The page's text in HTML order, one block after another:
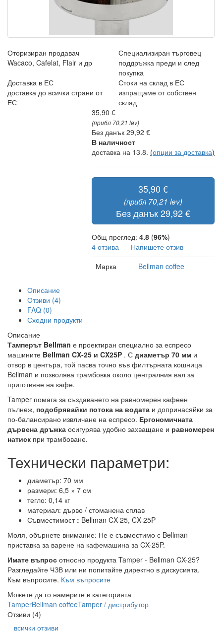
Оторизиран продавач
Wacaco, Cafelat, Flair и др
Специализиран търговец
поддръжка преди и след
покупка
Доставка в ЕС
доставка до всички страни от
ЕС
Стоки на склад в ЕС
изпращаме от собствен
склад
35,90 €
(прибл 70,21 lev)
Без данък 29,92 €
В наличност
доставка на 13.8. (опции за доставка)
35,90 €
(прибл 70,21 lev)
Без данък 29,92 €
Общ преглед: 4.8 (96%)
4 отзива
Напишете отзив
Марка
Bellman coffee
Описание
Отзиви (4)
FAQ (0)
Сходни продукти
Описание
Тамперът Bellman е проектиран специално за еспресо
машините Bellman CX-25 и CX25P . С диаметър 70 мм и
отвор в центъра, той пасва точно във филтърната кошница
Bellman и позволява трамбовка около централния вал за
приготвяне на кафе.
Tamper помага за създаването на равномерен кафеен
пълнеж, подобрявайки потока на водата и допринасяйки за
по-балансирано извличане на еспресо. Ергономичната
дървена дръжка осигурява удобно захващане и равномерен
натиск при трамбоване.
Технически параметри:
диаметър: 70 мм
размери: 6,5 × 7 см
тегло: 0,14 кг
материал: дърво / стоманена сплав
Съвместимост : Bellman CX-25, CX-25P
Моля, обърнете внимание: Не е съвместимо с Bellman
приставка за варене на кафемашина за CX-25P.
Имате въпрос относно продукта Tamper - Bellman CX-25?
Разгледайте ЧЗВ или ни попитайте директно в дискусията.
Към въпросите. Към въпросите
Можете да го намерите в категорията
TamperBellman coffeeTamper / дистрибутор
Отзиви (4)
всички отзиви